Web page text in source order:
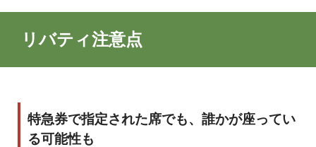
リバティ注意点
特急券で指定された席でも、誰かが座ってい
る可能性も